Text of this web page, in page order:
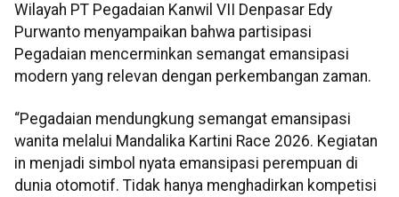
Wilayah PT Pegadaian Kanwil VII Denpasar Edy
Purwanto menyampaikan bahwa partisipasi
Pegadaian mencerminkan semangat emansipasi
modern yang relevan dengan perkembangan zaman.
“Pegadaian mendungkung semangat emansipasi
wanita melalui Mandalika Kartini Race 2026. Kegiatan
in menjadi simbol nyata emansipasi perempuan di
dunia otomotif. Tidak hanya menghadirkan kompetisi